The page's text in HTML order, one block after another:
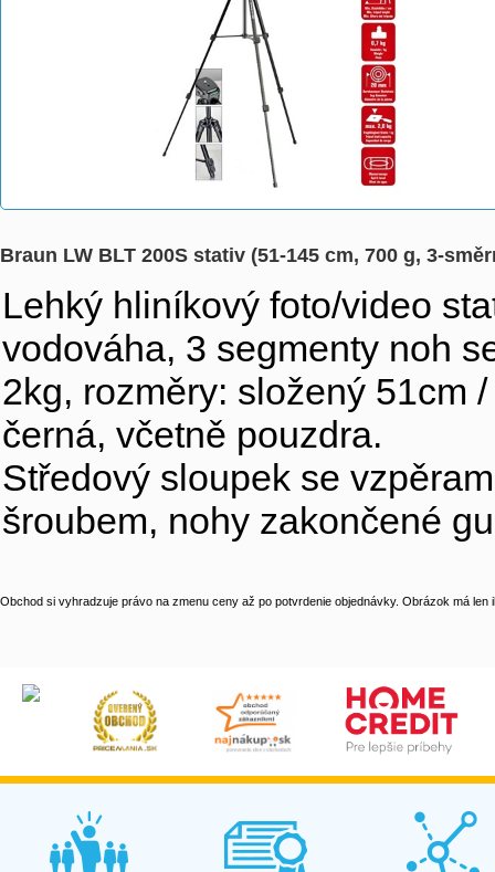
Braun LW BLT 200S stativ (51-145 cm, 700 g, 3-
Lehký hliníkový foto/video
vodováha, 3 segmenty noh
2kg, rozměry: složený 51cm
černá, včetně pouzdra.
Středový sloupek se
šroubem, nohy zakončené
Obchod si vyhradzuje právo na zmenu ceny až po potvrdenie objednávky. Obrázok má len